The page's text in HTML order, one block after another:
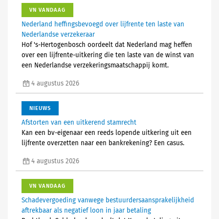
VN VANDAAG
Nederland heffingsbevoegd over lijfrente ten laste van
Nederlandse verzekeraar
Hof 's-Hertogenbosch oordeelt dat Nederland mag heffen
over een lijfrente-uitkering die ten laste van de winst van
een Nederlandse verzekeringsmaatschappij komt.
4 augustus 2026
NIEUWS
Afstorten van een uitkerend stamrecht
Kan een bv-eigenaar een reeds lopende uitkering uit een
lijfrente overzetten naar een bankrekening? Een casus.
4 augustus 2026
VN VANDAAG
Schadevergoeding vanwege bestuurdersaansprakelijkheid
aftrekbaar als negatief loon in jaar betaling